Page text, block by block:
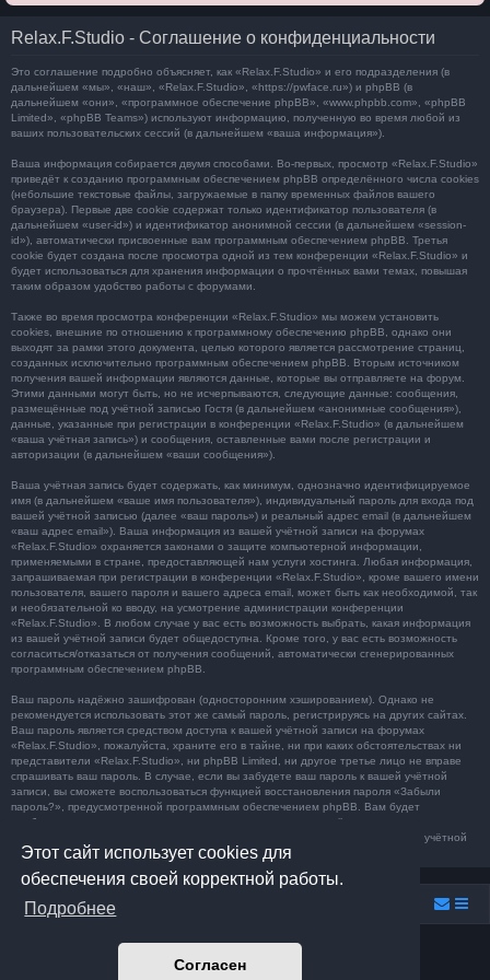
Этот сайт использует cookies для
обеспечения своей корректной работы.
Подробнее
Согласен
Relax.F.Studio - Соглашение о конфиденциальности
Это соглашение подробно объясняет, как «Relax.F.Studio» и его подразделения (в
дальнейшем «мы», «наш», «Relax.F.Studio», «https://pwface.ru») и phpBB (в
дальнейшем «они», «программное обеспечение phpBB», «www.phpbb.com», «phpBB
Limited», «phpBB Teams») используют информацию, полученную во время любой из
ваших пользовательских сессий (в дальнейшем «ваша информация»).
Ваша информация собирается двумя способами. Во-первых, просмотр «Relax.F.Studio»
приведёт к созданию программным обеспечением phpBB определённого числа cookies
(небольшие текстовые файлы, загружаемые в папку временных файлов вашего
браузера). Первые две cookie содержат только идентификатор пользователя (в
дальнейшем «user-id») и идентификатор анонимной сессии (в дальнейшем «session-
id»), автоматически присвоенные вам программным обеспечением phpBB. Третья
cookie будет создана после просмотра одной из тем конференции «Relax.F.Studio» и
будет использоваться для хранения информации о прочтённых вами темах, повышая
таким образом удобство работы с форумами.
Также во время просмотра конференции «Relax.F.Studio» мы можем установить
cookies, внешние по отношению к программному обеспечению phpBB, однако они
выходят за рамки этого документа, целью которого является рассмотрение страниц,
созданных исключительно программным обеспечением phpBB. Вторым источником
получения вашей информации являются данные, которые вы отправляете на форум.
Этими данными могут быть, но не исчерпываются, следующие данные: сообщения,
размещённые под учётной записью Гостя (в дальнейшем «анонимные сообщения»),
данные, указанные при регистрации в конференции «Relax.F.Studio» (в дальнейшем
«ваша учётная запись») и сообщения, оставленные вами после регистрации и
авторизации (в дальнейшем «ваши сообщения»).
Ваша учётная запись будет содержать, как минимум, однозначно идентифицируемое
имя (в дальнейшем «ваше имя пользователя»), индивидуальный пароль для входа под
вашей учётной записью (далее «ваш пароль») и реальный адрес email (в дальнейшем
«ваш адрес email»). Ваша информация из вашей учётной записи на форумах
«Relax.F.Studio» охраняется законами о защите компьютерной информации,
применяемыми в стране, предоставляющей нам услуги хостинга. Любая информация,
запрашиваемая при регистрации в конференции «Relax.F.Studio», кроме вашего имени
пользователя, вашего пароля и вашего адреса email, может быть как необходимой, так
и необязательной ко вводу, на усмотрение администрации конференции
«Relax.F.Studio». В любом случае у вас есть возможность выбрать, какая информация
из вашей учётной записи будет общедоступна. Кроме того, у вас есть возможность
согласиться/отказаться от получения сообщений, автоматически сгенерированных
программным обеспечением phpBB.
Ваш пароль надёжно зашифрован (односторонним хэшированием). Однако не
рекомендуется использовать этот же самый пароль, регистрируясь на других сайтах.
Ваш пароль является средством доступа к вашей учётной записи на форумах
«Relax.F.Studio», пожалуйста, храните его в тайне, ни при каких обстоятельствах ни
представители «Relax.F.Studio», ни phpBB Limited, ни другое третье лицо не вправе
спрашивать ваш пароль. В случае, если вы забудете ваш пароль к вашей учётной
записи, вы сможете воспользоваться функцией восстановления пароля «Забыли
пароль?», предусмотренной программным обеспечением phpBB. Вам будет
необходимо ввести ваше имя пользователя и ваш адрес email, после чего
программное обеспечение phpBB сгенерирует вам новый пароль для вашей учётной
записи.
Relax.F.Studio
Создано на основеphpBB® Forum Software © phpBB Limited
Prosilver Dark Edition by